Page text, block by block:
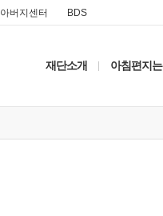
아버지센터 BDS
재단소개 아침편지는